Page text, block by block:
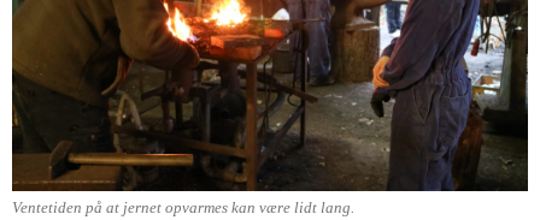
Ventetiden på at jernet opvarmes kan være lidt lang.